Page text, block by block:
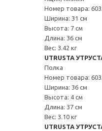
Номер товара:
Ширина: 31 см
Высота: 7 см
Длина: 36 см
Вес: 3.42 кг
UTRUSTA
Полка
Номер товара:
Ширина: 36 см
Высота: 4 см
Длина: 37 см
Вес: 3.10 кг
UTRUSTA